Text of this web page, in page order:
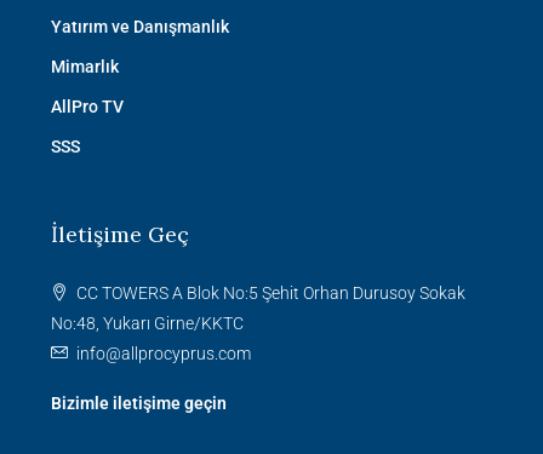
Yatırım ve Danışmanlık
Mimarlık
AllPro TV
SSS
İletişime Geç
CC TOWERS A Blok No:5 Şehit Orhan Durusoy Sokak
No:48, Yukarı Girne/KKTC
info@allprocyprus.com
Bizimle iletişime geçin